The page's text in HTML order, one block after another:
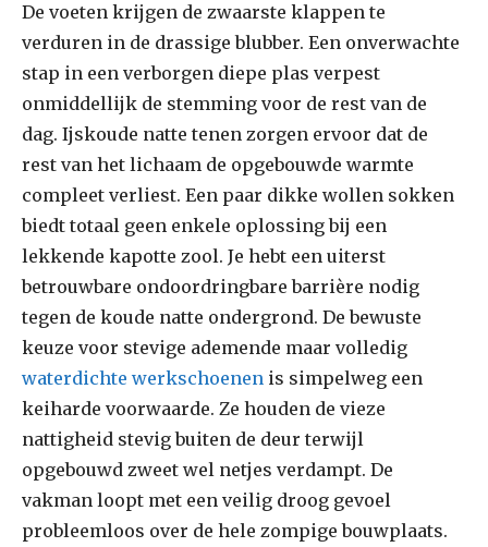
De voeten krijgen de zwaarste klappen te
verduren in de drassige blubber. Een onverwachte
stap in een verborgen diepe plas verpest
onmiddellijk de stemming voor de rest van de
dag. Ijskoude natte tenen zorgen ervoor dat de
rest van het lichaam de opgebouwde warmte
compleet verliest. Een paar dikke wollen sokken
biedt totaal geen enkele oplossing bij een
lekkende kapotte zool. Je hebt een uiterst
betrouwbare ondoordringbare barrière nodig
tegen de koude natte ondergrond. De bewuste
keuze voor stevige ademende maar volledig
waterdichte werkschoenen is simpelweg een
keiharde voorwaarde. Ze houden de vieze
nattigheid stevig buiten de deur terwijl
opgebouwd zweet wel netjes verdampt. De
vakman loopt met een veilig droog gevoel
probleemloos over de hele zompige bouwplaats.